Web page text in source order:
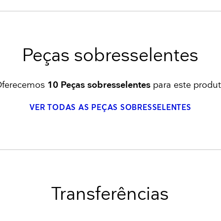
Peças sobresselentes
10 Peças sobresselentes para este
VER TODAS AS PEÇAS SOBRESSELENTES
Transferências